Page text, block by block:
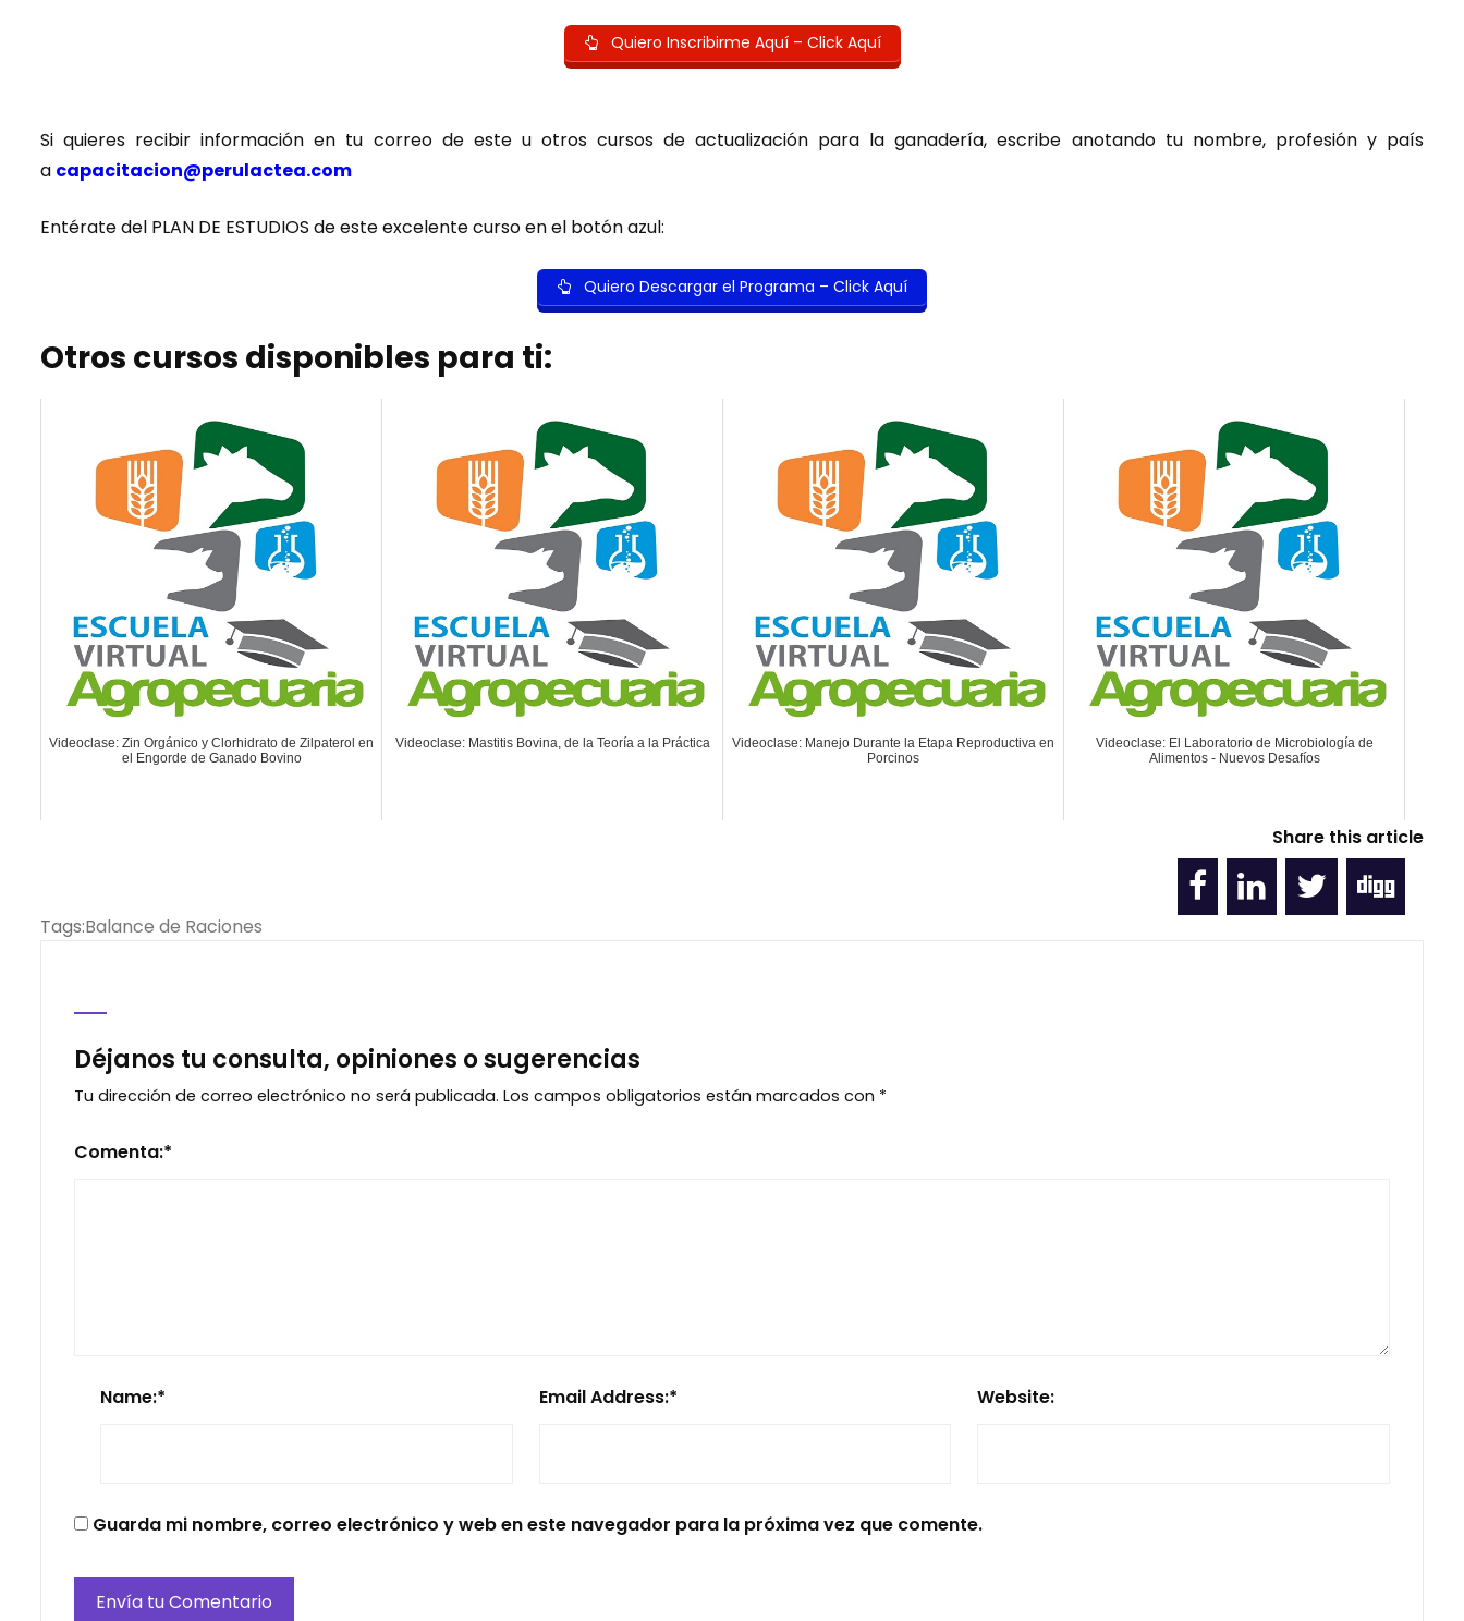
Quiero Inscribirme Aquí – Click Aquí
Si quieres recibir información en tu correo de este u otros cursos de actualización para la ganadería, escribe anotando tu nombre, profesión y país
a capacitacion@perulactea.com
Entérate del PLAN DE ESTUDIOS de este excelente curso en el botón azul:
Quiero Descargar el Programa – Click Aquí
Otros cursos disponibles para ti:
Videoclase: Zin Orgánico y Clorhidrato de Zilpaterol en
el Engorde de Ganado Bovino
Videoclase: Mastitis Bovina, de la Teoría a la Práctica
Videoclase: Manejo Durante la Etapa Reproductiva en
Porcinos
Videoclase: El Laboratorio de Microbiología de
Alimentos - Nuevos Desafíos
Share this article
Tags:Balance de Raciones
Déjanos tu consulta, opiniones o sugerencias
Tu dirección de correo electrónico no será publicada. Los campos obligatorios están marcados con *
Comenta:*
Name:* Email Address:* Website:
Guarda mi nombre, correo electrónico y web en este navegador para la próxima vez que comente.